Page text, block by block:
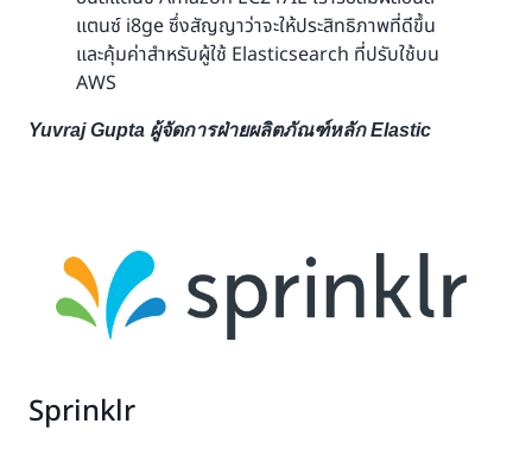
แตนซ์ i8ge ซึ่งสัญญาว่าจะให้ประสิทธิภาพที่ดีขึ้น
และคุ้มค่าสำหรับผู้ใช้ Elasticsearch ที่ปรับใช้บน
AWS
Yuvraj Gupta ผู้จัดการฝ่ายผลิตภัณฑ์หลัก Elastic
Sprinklr